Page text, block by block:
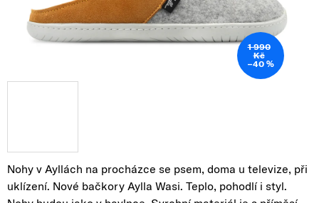
Nohy v Ayllách na procházce se psem, doma u televize, při
uklízení. Nové bačkory Aylla Wasi. Teplo, pohodlí i styl.
1 990
Kč
–40 %